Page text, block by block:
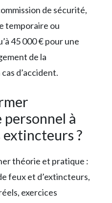
de sécurité,
temporaire ou
45 000 € pour une
de la
d’accident.
à
extincteurs ?
théorie et pratique :
feux et d’extincteurs,
exercices